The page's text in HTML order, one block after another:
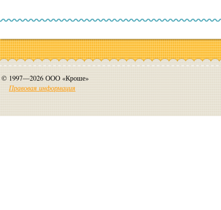
© 1997—2026 ООО «Кроше»
Правовая информация